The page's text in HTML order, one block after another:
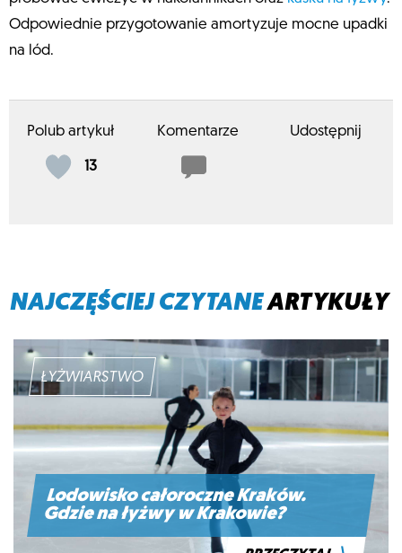
Odpowiednie przygotowanie amortyzuje mocne upadki
na lód.
Polub artykuł
13
Komentarze Udostępnij
NAJCZĘŚCIEJ CZYTANEARTYKUŁY
ŁYŻWIARSTWO
Lodowisko całoroczne Kraków.
Gdzie na łyżwy w Krakowie?